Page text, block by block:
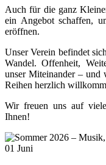
Auch für die ganz
ein Angebot schaffen,
eröffnen.
Unser Verein befindet
Wandel. Offenheit,
unser Miteinander – und
Reihen herzlich
Wir freuen uns auf
Ihnen!
01 Juni